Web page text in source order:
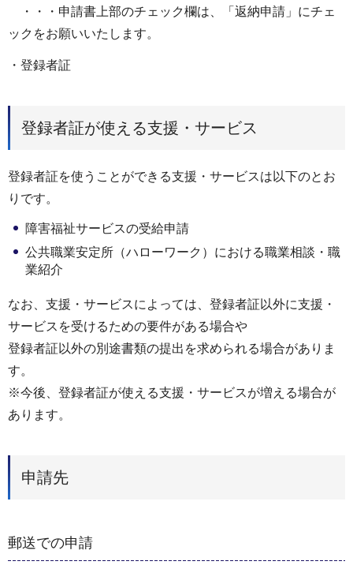
・・・申請書上部のチェック欄は、「返納申請」にチェ
ックをお願いいたします。
・登録者証
登録者証が使える支援・サービス
登録者証を使うことができる支援・サービスは以下のとお
りです。
障害福祉サービスの受給申請
公共職業安定所（ハローワーク）における職業相談・職
業紹介
なお、支援・サービスによっては、登録者証以外に支援・
サービスを受けるための要件がある場合や
登録者証以外の別途書類の提出を求められる場合がありま
す。
※今後、登録者証が使える支援・サービスが増える場合が
あります。
申請先
郵送での申請